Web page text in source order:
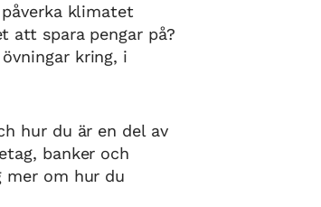
klimatet
att spara pengar på?
kring, i
hur du är en del av
banker och
mer om hur du